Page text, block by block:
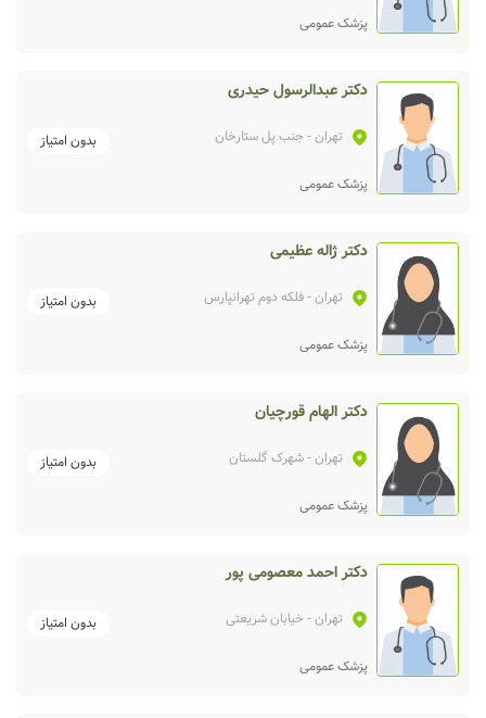
پزشک عمومی
دکتر عبدالرسول حیدری
تهران- جنب پل ستارخان بدون امتیاز
پزشک عمومی
دکتر ژاله عظیمی
تهران- فلکه دوم تهرانپارس بدون امتیاز
پزشک عمومی
دکتر الهام قورچیان
تهران- شهرک گلستان بدون امتیاز
پزشک عمومی
دکتر احمد معصومی پور
تهران- خیابان شریعتی بدون امتیاز
پزشک عمومی